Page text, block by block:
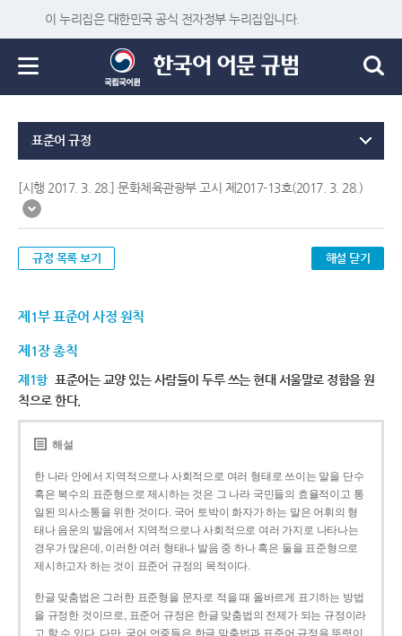
이 누리집은 대한민국 공식 전자정부 누리집입니다.
표준어 규정
[시행 2017. 3. 28.] 문화체육관광부 고시 제2017-13호(2017. 3. 28.)
규정 목록 보기 해설 닫기
제1부 표준어 사정 원칙
제1장 총칙
제1항 표준어는 교양 있는 사람들이 두루 쓰는 현대 서울말로 정함을 원
칙으로 한다.
해설
한 나라 안에서 지역적으로나 사회적으로 여러 형태로 쓰이는 말을 단수
혹은 복수의 표준형으로 제시하는 것은 그 나라 국민들의 효율적이고 통
일된 의사소통을 위한 것이다. 국어 토박이 화자가 하는 말은 어휘의 형
태나 음운의 발음에서 지역적으로나 사회적으로 여러 가지로 나타나는
경우가 많은데, 이러한 여러 형태나 발음 중 하나 혹은 둘을 표준형으로
제시하고자 하는 것이 표준어 규정의 목적이다.
한글 맞춤법은 그러한 표준형을 문자로 적을 때 올바르게 표기하는 방법
을 규정한 것이므로, 표준어 규정은 한글 맞춤법의 전제가 되는 규정이라
고 할 수 있다. 다만, 국어 언중들은 한글 맞춤법과 표준어 규정을 뚜렷이